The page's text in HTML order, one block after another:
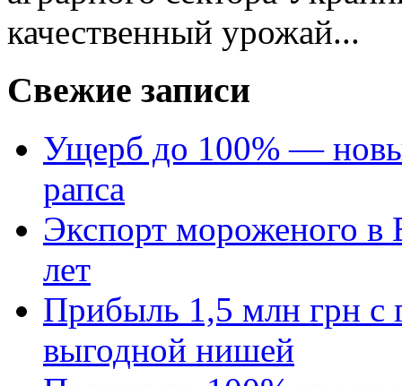
качественный урожай...
Свежие записи
Ущерб до 100% —
рапса
Экспорт мороженого в
лет
Прибыль 1,5 млн грн с
выгодной нишей